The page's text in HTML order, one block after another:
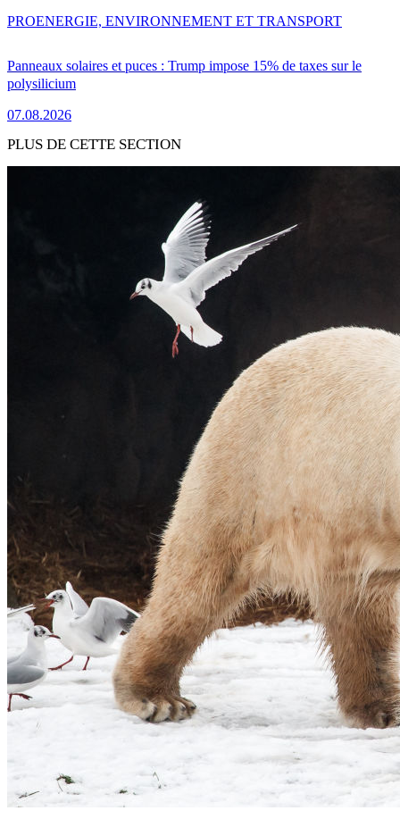
Panneaux solaires et puces : Trump impose 15% de taxes sur le
polysilicium
07.08.2026
PROENERGIE, ENVIRONNEMENT ET TRANSPORT
PLUS DE CETTE SECTION